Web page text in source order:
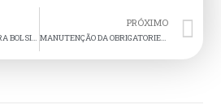
PRÓXIMO
MANUTENÇÃO DA OBRIGATORIEDADE DO USO DE MÁSCARAS FACIAIS NAS DEPENDÊNCIAS DA FACULDADE CATÓLICA DA PARAÍBA